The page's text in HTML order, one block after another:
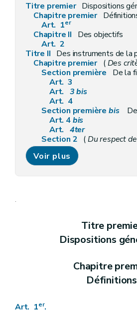
Titre premier Dispositions
Chapitre premier
Art. 1er
Chapitre II
Des objectifs
Art. 2
Titre II Des instruments de la politique
Chapitre premier (Des critères de salubrité
Section première
De la
Art. 3
Art. 3bis
Art. 4
Section première bis
De la
Art. 4bis
Art. 4ter
Section 2 (Du respect des critères de salubrité
Art. 5
Art. 6
Art. 7
Art. 12
Art. 13
bis
ter
bis Des critères
Chapitre II
Section première
Voir plus
.
Titre
Dispositions
Chapitre
Définitions
Art. 1er.